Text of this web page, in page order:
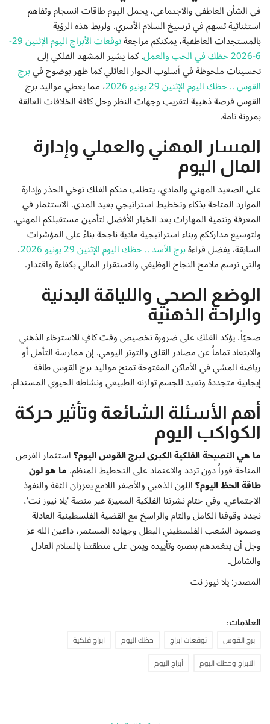
في الشأن العاطفي والاجتماعي، يحمل اليوم طاقات انسجام وتفاهم
استثنائية تسهم في ترسيخ السلام الأسري. ولربط هذه الرؤية
بالمستجدات العاطفية، يمكنكم مراجعة توقعات الأبراج اليوم الإثنين 29-
6-2026 حظك في الحب والعمل . كما يشير المشهد الفلكي إلى
تحسينات ملحوظة في أسلوب الحوار العائلي كما ظهر بوضوح فيبرج
القوس .. حظك اليوم الإثنين 29 يونيو 2026 ، مما يعطي مواليد برج
القوس فرصة ذهبية لتقريب وجهات النظر وحل كافة الخلافات العالقة
بمرونة تامة.
المسار المهني والعملي وإدارة
المال اليوم
على الصعيد المهني والمادي، يتطلب منكم الفلك توخي الحذر وإدارة
الموارد المتاحة بذكاء وتخطيط استراتيجي بعيد المدى. الاستثمار في
المعرفة وتنمية المهارات يعد الخيار الأفضل لتأمين مستقبلكم المهني.
ولتوسيع مدارككم وبناء استراتيجية مادية ناجحة بناءً على المؤشرات
السابقة، يفضل قراءةبرج الأسد .. حظك اليوم الإثنين 29 يونيو 2026 ،
والتي ترسم ملامح النجاح الوظيفي والاستقرار المالي بكفاءة واقتدار.
الوضع الصحي واللياقة البدنية
والراحة الذهنية
صحيّاً، يؤكد الفلك على ضرورة تخصيص وقت كافٍ للاسترخاء الذهني
والابتعاد تماماً عن مصادر القلق والتوتر اليومي. إن ممارسة التأمل أو
رياضة المشي في الأماكن المفتوحة تمنح مواليد برج القوس طاقة
إيجابية متجددة وتعيد للجسم توازنه الطبيعي ونشاطه الحيوي المستدام.
أهم الأسئلة الشائعة وتأثير حركة
الكواكب اليوم
ما هي النصيحة الفلكية الكبرى لبرج القوس اليوم؟استثمار الفرص
المتاحة فوراً دون تردد والاعتماد على التخطيط المنظم.ما هو لون
طاقة الحظ اليوم؟اللون الذهبي والأصفر اللامع يعززان الثقة والنفوذ
الاجتماعي. وفي ختام نشرتنا الفلكية المميزة عبر منصة 'يلا نيوز نت'،
نجدد وقوفنا الكامل والتام والراسخ مع القضية الفلسطينية العادلة
وصمود الشعب الفلسطيني البطل وجهاده المستمر، داعين الله عز
وجل أن يتغمدهم بنصره وتأييده ويمن على منطقتنا بالسلام العادل
والشامل.
المصدر: يلا نيوز نت
العلامات:
برج القوس توقعات ابراج حظك اليوم
ابراج فلكية
الابراج وحظك اليوم
أبراج اليوم